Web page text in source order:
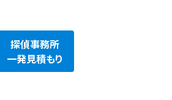
探偵事務所
一発見積もり